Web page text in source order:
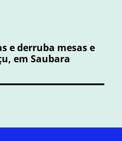
e derruba mesas e
em Saubara